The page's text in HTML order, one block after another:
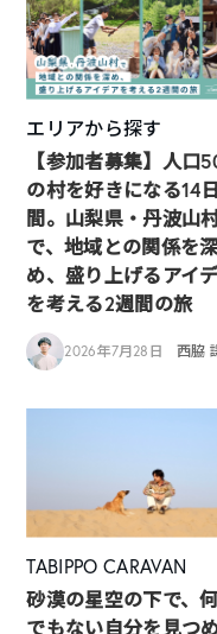
エリアから探す
【参加者募集】人口
の村を好きになる14日
間。山梨県・丹波山
で、地域との関係を深
め、盛り上げるアイ
を考える2週間の旅
2026年7月28日 西脇
TABIPPO CARAVAN
砂漠の星空の下で、
でもない自分を見つ